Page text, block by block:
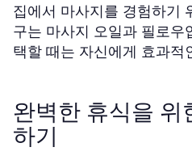
집에서 마사지를 경험하기
구는 마사지 오일과 필로우
택할 때는 자신에게 효과적
완벽한 휴식을 위
하기